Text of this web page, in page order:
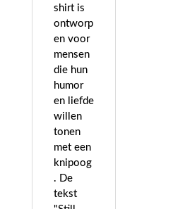
shirt is
ontworp
en voor
mensen
die hun
humor
en liefde
willen
tonen
met een
knipoog
. De
tekst